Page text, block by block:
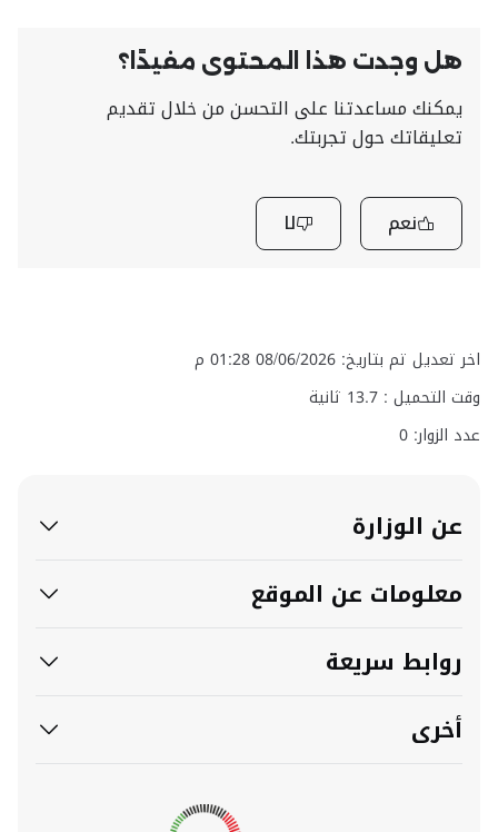
هل وجدت هذا المحتوى مفيدًا؟
يمكنك مساعدتنا على التحسن من خلال تقديم
تعليقاتك حول تجربتك.
نعم لا
اخر تعديل تم بتاريخ: 08/06/2026 01:28 م
وقت التحميل : 13.7 ثانية
عدد الزوار: 0
عن الوزارة
معلومات عن الموقع
روابط سريعة
أخرى